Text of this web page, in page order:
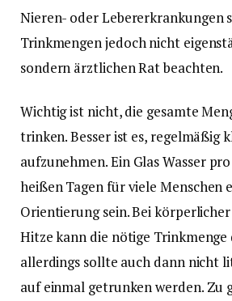
Nieren- oder Lebererkrankungen
Trinkmengen jedoch nicht
sondern ärztlichen Rat beachten.
Wichtig ist nicht, die gesamte
trinken. Besser ist es, regelmäßig
aufzunehmen. Ein Glas Wasser
heißen Tagen für viele Menschen
Orientierung sein. Bei
Hitze kann die nötige
allerdings sollte auch dann nicht
auf einmal getrunken werden. Zu